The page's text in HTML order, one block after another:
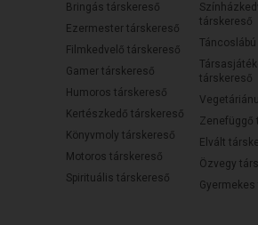
Bringás társkereső
Ezermester társkereső
Filmkedvelő társkereső
Gamer társkereső
Humoros társkereső
Kertészkedő társkereső
Könyvmoly társkereső
Motoros társkereső
Spirituális társkereső
társkereső
társkereső
Zenefüggő
Elvált
Özvegy